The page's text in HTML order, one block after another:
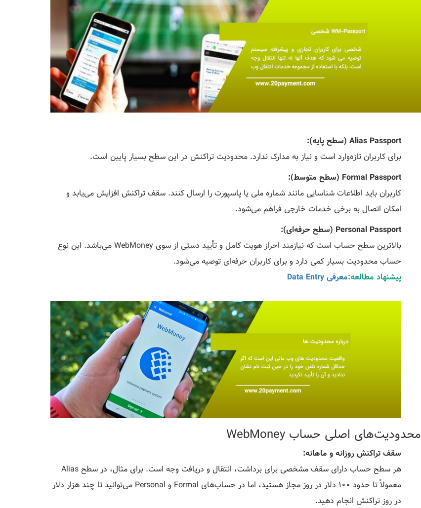
Alias Passport (سطح پایه):
برای کاربران تازه‌وارد است و نیاز به مدارک ندارد. محدودیت تراکنش در این سطح بسیار پایین است.
Formal Passport (سطح متوسط):
کاربران باید اطلاعات شناسایی مانند شماره ملی یا پاسپورت را ارسال کنند. سقف تراکنش افزایش می‌یابد و
امکان اتصال به برخی خدمات خارجی فراهم می‌شود.
Personal Passport (سطح حرفه‌ای):
بالاترین سطح حساب است که نیازمند احراز هویت کامل و تأیید دستی از سوی WebMoney می‌باشد. این نوع
حساب محدودیت بسیار کمی دارد و برای کاربران حرفه‌ای توصیه می‌شود.
پیشنهاد مطالعه:معرفی Data Entry
محدودیت‌های اصلی حساب WebMoney
سقف تراکنش روزانه و ماهانه:
هر سطح حساب دارای سقف مشخصی برای برداشت، انتقال و دریافت وجه است. برای مثال، در سطح Alias
معمولاً تا حدود ۱۰۰ دلار در روز مجاز هستید، اما در حساب‌های Formal و Personal می‌توانید تا چند هزار دلار
در روز تراکنش انجام دهید.